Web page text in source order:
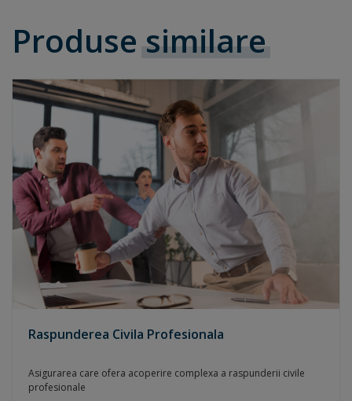
Produse similare
Raspunderea Civila Profesionala
Asigurarea care ofera acoperire complexa a raspunderii civile
profesionale